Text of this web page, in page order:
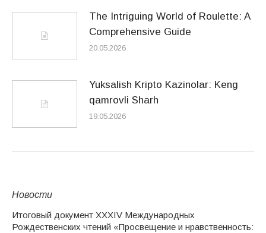
The Intriguing World of Roulette: A
Comprehensive Guide
20.05.2026
Yuksalish Kripto Kazinolar: Keng
qamrovli Sharh
19.05.2026
Новости
Итоговый документ XXХIV Международных
Рождественских чтений «Просвещение и нравственность: